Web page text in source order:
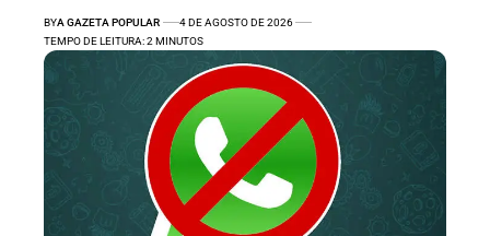
BYA GAZETA POPULAR
4 DE AGOSTO DE 2026
TEMPO DE LEITURA: 2 MINUTOS